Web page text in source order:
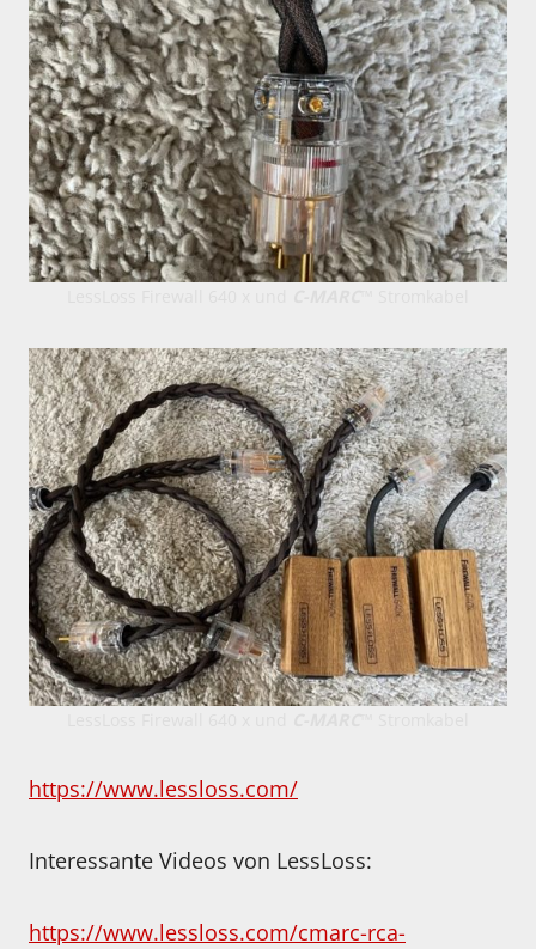
https://www.lessloss.com/
Interessante Videos von LessLoss:
https://www.lessloss.com/cmarc-rca-